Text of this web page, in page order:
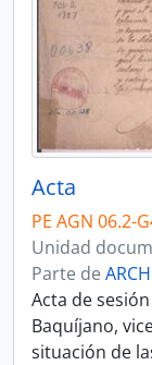
Acta
PE AGN 06.2-
Unidad
Parte de
Acta de
Baquíjano,
situación de